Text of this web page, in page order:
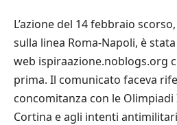
L’azione del 14 febbraio
sulla linea Roma-Napoli, è
web ispiraazione.noblogs.org
prima. Il comunicato faceva
concomitanza con le
Cortina e agli intenti